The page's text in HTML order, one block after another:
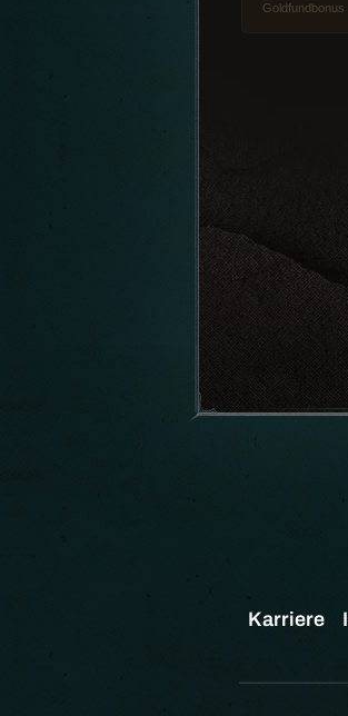
Goldfundbonus